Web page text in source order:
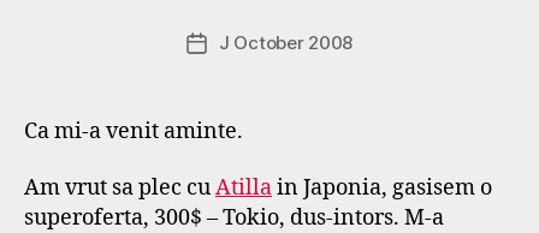
Post
author
d
f
PostJ October 2008
Ca mi-a venit aminte.
Am vrut sa plec cuAtillain Japonia, gasisem o
superoferta, 300$ – Tokio, dus-intors. M-a